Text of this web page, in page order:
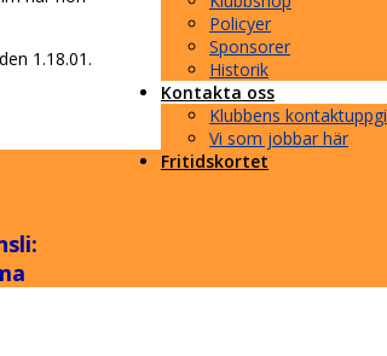
Policyer
Sponsorer
Historik
Kontakta oss
Klubbens
Vi som jobbar här
Fritidskortet
1.18.01.